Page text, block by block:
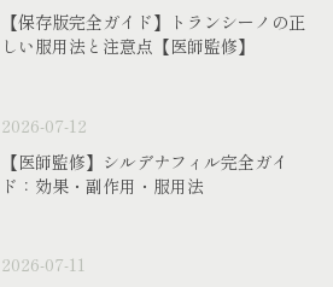
【保存版完全ガイド】トランシーノの正
しい服用法と注意点【医師監修】
2026-07-12
【医師監修】シルデナフィル完全ガイ
ド：効果・副作用・服用法
2026-07-11